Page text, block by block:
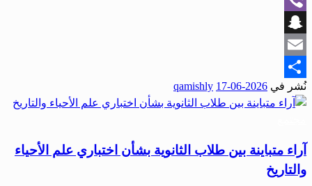
Viber
Snapchat
Email
Share
نُشر في 2026-06-17
qamishly
آراء متباينة بين طلاب الثانوية بشأن اختباري علم الأحياء
والتاريخ